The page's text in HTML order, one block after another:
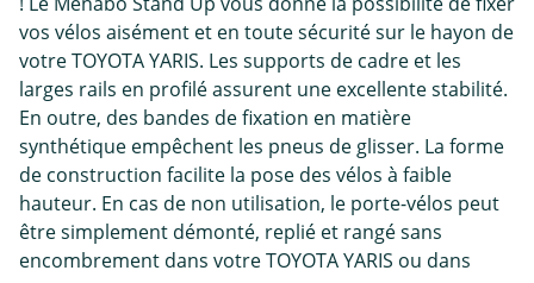
vos vélos aisément et en toute sécurité sur le hayon de
votre TOYOTA YARIS. Les supports de cadre et les
larges rails en profilé assurent une excellente stabilité.
En outre, des bandes de fixation en matière
synthétique empêchent les pneus de glisser. La forme
de construction facilite la pose des vélos à faible
hauteur. En cas de non utilisation, le porte-vélos peut
être simplement démonté, replié et rangé sans
encombrement dans votre TOYOTA YARIS ou dans